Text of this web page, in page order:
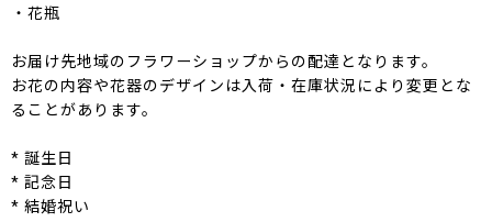
・花瓶
お届け先地域のフラワーショップからの配達となります。
お花の内容や花器のデザインは入荷・在庫状況により変更とな
ることがあります。
* 誕生日
* 記念日
* 結婚祝い